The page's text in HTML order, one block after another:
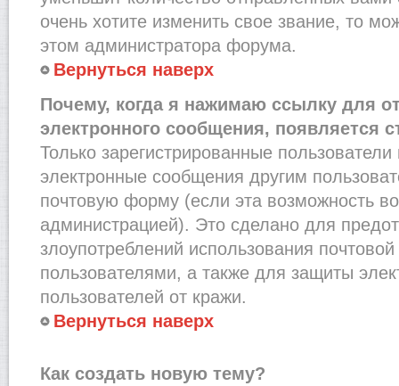
очень хотите изменить свое звание, то
этом администратора форума.
Вернуться наверх
Почему, когда я нажимаю ссылку для
электронного сообщения, появляется
Только зарегистрированные пользователи
электронные сообщения другим
почтовую форму (если эта возможность
администрацией). Это сделано для
злоупотреблений использования
пользователями, а также для защиты
пользователей от кражи.
Вернуться наверх
Как создать новую тему?